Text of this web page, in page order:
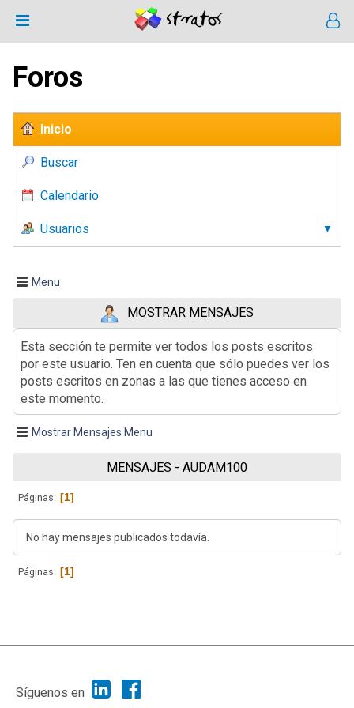
Foros
Inicio
Buscar
Calendario
Usuarios
Menu
MOSTRAR MENSAJES
Esta sección te permite ver todos los posts escritos
por este usuario. Ten en cuenta que sólo puedes ver los
posts escritos en zonas a las que tienes acceso en
este momento.
Mostrar Mensajes Menu
MENSAJES - AUDAM100
Páginas 1
No hay mensajes publicados todavía.
Páginas 1
|
Síguenos en